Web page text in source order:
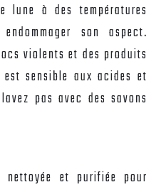
lune à des températures
son aspect.
violents et des produits
sensible aux acides et
pas avec des savons
et purifiée pour